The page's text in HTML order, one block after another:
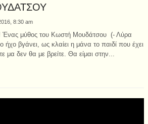
8:30 am
Ένας μύθος του Κωστή Μουδάτσου (- Λύρα
ήχο βγάνει, ως κλαίει η μάνα το παιδί που έχει
δεν θα με βρείτε. Θα είμαι στην...